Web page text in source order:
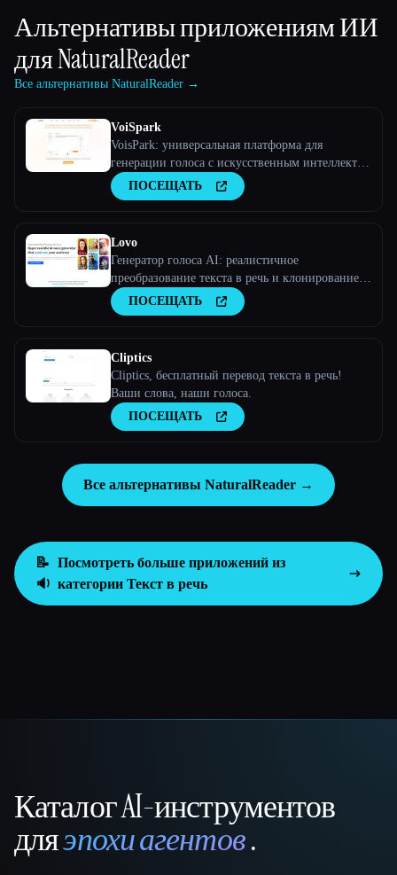
Альтернативы приложениям ИИ
дляNaturalReader
Все альтернативы NaturalReader →
VoiSpark
VoisPark: универсальная платформа для
генерации голоса с искусственным интеллектом
| Преобразование текста в речь и клонирование
голоса
ПОСЕЩАТЬ
Lovo
Генератор голоса AI: реалистичное
преобразование текста в речь и клонирование
голосаПОСЕЩАТЬ
Cliptics
Cliptics, бесплатный перевод текста в речь!
Ваши слова, наши голоса.
ПОСЕЩАТЬ
Все альтернативы NaturalReader →
📝
🔉
Посмотреть больше приложений из
категорииТекст в речь
That AI Collection
Каталог AI-инструментов
дляэпохи агентов.